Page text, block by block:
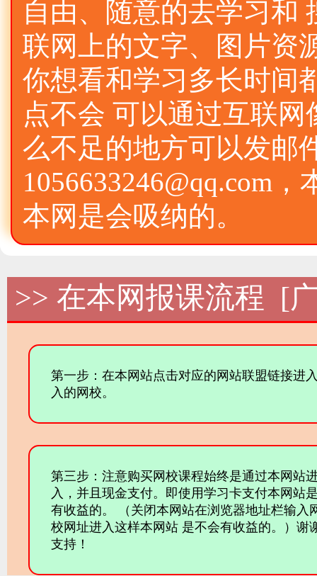
自由、随意的去学习和
联网上的文字、图片资
你想看和学习多长时间
点不会 可以通过互联
么不足的地方可以发邮
1056633246@qq.com
本网是会吸纳的。
>> 在本网报课流程 [
第一步：在本网站点击对应的网站联盟链接进
入的网校。
第三步：注意购买网校课程始终是通过本网站
入，并且现金支付。即使用学习卡支付本网站
有收益的。 （关闭本网站在浏览器地址栏输入
校网址进入这样本网站 是不会有收益的。）谢
支持！